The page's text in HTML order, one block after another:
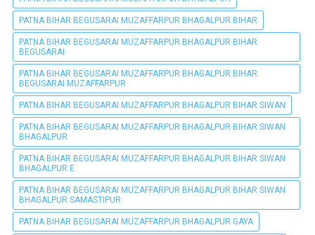
PATNA BIHAR BEGUSARAI MUZAFFARPUR BHAGALPUR BIHAR
PATNA BIHAR BEGUSARAI MUZAFFARPUR BHAGALPUR BIHAR
BEGUSARAI
PATNA BIHAR BEGUSARAI MUZAFFARPUR BHAGALPUR BIHAR
BEGUSARAI MUZAFFARPUR
PATNA BIHAR BEGUSARAI MUZAFFARPUR BHAGALPUR BIHAR SIWAN
PATNA BIHAR BEGUSARAI MUZAFFARPUR BHAGALPUR BIHAR SIWAN
BHAGALPUR
PATNA BIHAR BEGUSARAI MUZAFFARPUR BHAGALPUR BIHAR SIWAN
BHAGALPUR E
PATNA BIHAR BEGUSARAI MUZAFFARPUR BHAGALPUR BIHAR SIWAN
BHAGALPUR SAMASTIPUR
PATNA BIHAR BEGUSARAI MUZAFFARPUR BHAGALPUR GAYA